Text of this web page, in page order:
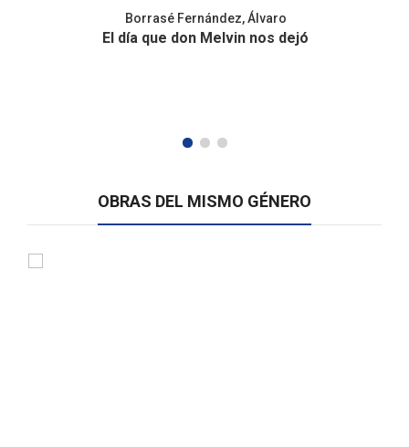
Borrasé Fernández, Álvaro
El día que don Melvin nos dejó
OBRAS DEL MISMO GÉNERO